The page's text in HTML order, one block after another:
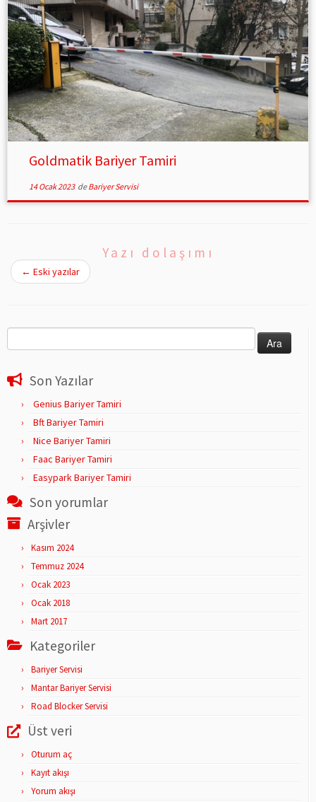
Goldmatik Bariyer Tamiri
14 Ocak 2023deBariyer Servisi
Yazı dolaşımı
← Eski yazılar
Son Yazılar
Genius Bariyer Tamiri
Bft Bariyer Tamiri
Nice Bariyer Tamiri
Faac Bariyer Tamiri
Easypark Bariyer Tamiri
Son yorumlar
Arşivler
Kasım 2024
Temmuz 2024
Ocak 2023
Ocak 2018
Mart 2017
Kategoriler
Bariyer Servisi
Mantar Bariyer Servisi
Road Blocker Servisi
Üst veri
Oturum aç
Kayıt akışı
Yorum akışı